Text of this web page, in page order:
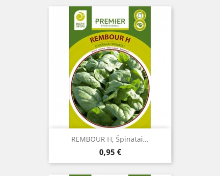
REMBOUR H, Špinatai...
Kaina
0,95 €